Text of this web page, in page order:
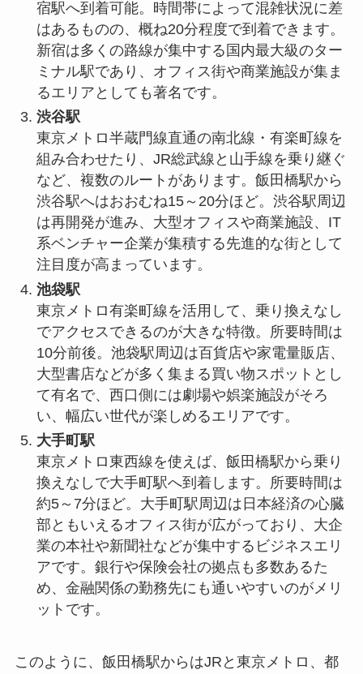
宿駅へ到着可能。時間帯によって混雑状況に差
はあるものの、概ね20分程度で到着できます。
新宿は多くの路線が集中する国内最大級のター
ミナル駅であり、オフィス街や商業施設が集ま
るエリアとしても著名です。
渋谷駅
東京メトロ半蔵門線直通の南北線・有楽町線を
組み合わせたり、JR総武線と山手線を乗り継ぐ
など、複数のルートがあります。飯田橋駅から
渋谷駅へはおおむね15～20分ほど。渋谷駅周辺
は再開発が進み、大型オフィスや商業施設、IT
系ベンチャー企業が集積する先進的な街として
注目度が高まっています。
池袋駅
東京メトロ有楽町線を活用して、乗り換えなし
でアクセスできるのが大きな特徴。所要時間は
10分前後。池袋駅周辺は百貨店や家電量販店、
大型書店などが多く集まる買い物スポットとし
て有名で、西口側には劇場や娯楽施設がそろ
い、幅広い世代が楽しめるエリアです。
大手町駅
東京メトロ東西線を使えば、飯田橋駅から乗り
換えなしで大手町駅へ到着します。所要時間は
約5～7分ほど。大手町駅周辺は日本経済の心臓
部ともいえるオフィス街が広がっており、大企
業の本社や新聞社などが集中するビジネスエリ
アです。銀行や保険会社の拠点も多数あるた
め、金融関係の勤務先にも通いやすいのがメリ
ットです。
このように、飯田橋駅からはJRと東京メトロ、都